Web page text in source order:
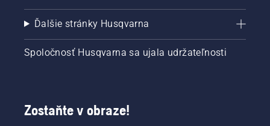
Ďalšie stránky Husqvarna
Spoločnosť Husqvarna sa ujala udržateľnosti
Zostaňte v obraze!